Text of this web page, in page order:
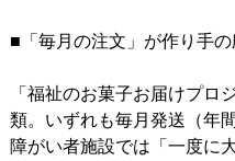
■「毎月の注文」が作り手
「福祉のお菓子お届けプロ
類。いずれも毎月発送（年
障がい者施設では「一度に